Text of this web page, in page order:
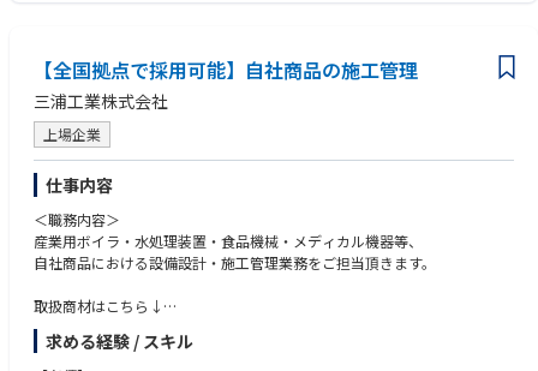
歓迎条件：建築士一級、建築士二級、認定ファシリティマネジャー(CFMJ)
【全国拠点で採用可能】自社商品の施工管理
三浦工業株式会社
上場企業
仕事内容
＜職務内容＞
産業用ボイラ・水処理装置・食品機械・メディカル機器等、
自社商品における設備設計・施工管理業務をご担当頂きます。
取扱商材はこちら↓
https://www.miuraz.co.jp/product/
求める経験 / スキル